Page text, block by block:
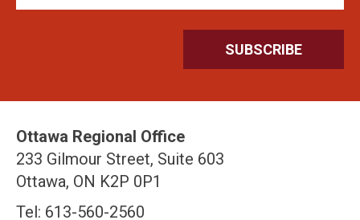
Ottawa Regional Office
233 Gilmour Street, Suite 603
Ottawa, ON K2P 0P1
Tel: 613-560-2560